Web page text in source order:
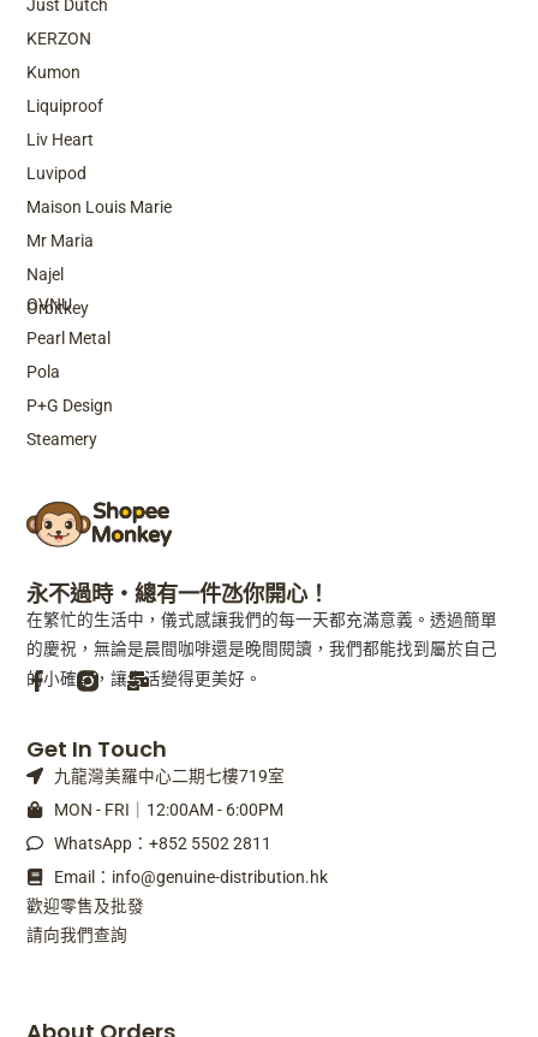
Top Brands
OVNU
Pearl Metal
Pola
P+G Design
Steamery
Just Dutch
KERZON
Kumon
Liquiproof
Liv Heart
Luvipod
Maison Louis Marie
Mr Maria
Najel
Orbitkey
永不過時・總有一件氹你開心！
在繁忙的生活中，儀式感讓我們的每一天都充滿意義。透過簡單
的慶祝，無論是晨間咖啡還是晚間閱讀，我們都能找到屬於自己
的小確幸，讓生活變得更美好。
F
a
c
e
b
o
o
k
-
f
M
a
i
l
-
b
u
l
k
Get In Touch
九龍灣美羅中心二期七樓719室
MON - FRI｜12:00AM - 6:00PM
WhatsApp：+852 5502 2811
Email：info@genuine-distribution.hk
歡迎零售及批發
請向我們查詢